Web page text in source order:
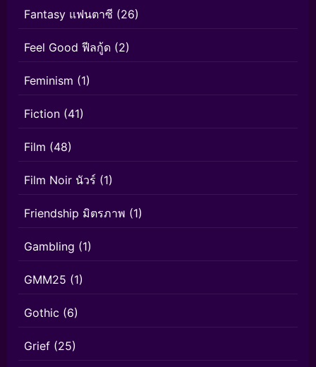
Fantasy แฟนตาซี (26)
Feel Good ฟีลกู้ด (2)
Feminism (1)
Fiction (41)
Film (48)
Film Noir นัวร์ (1)
Friendship มิตรภาพ (1)
Gambling (1)
GMM25 (1)
Gothic (6)
Grief (25)